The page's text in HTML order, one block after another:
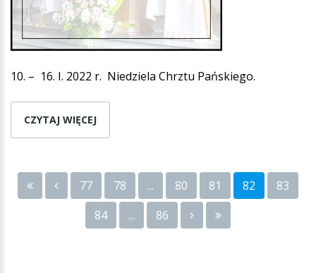
10. – 16. I. 2022 r. Niedziela Chrztu Pańskiego.
CZYTAJ WIĘCEJ
77 78 ... 80 81 82
83
84
... 86